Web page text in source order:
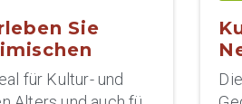
Sie
für Kultur- und